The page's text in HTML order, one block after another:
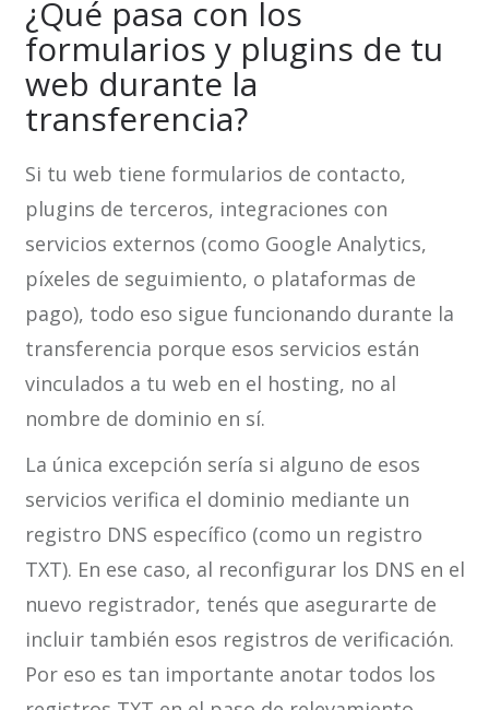
¿Qué pasa con los
formularios y plugins de tu
web durante la
transferencia?
Si tu web tiene formularios de contacto,
plugins de terceros, integraciones con
servicios externos (como Google Analytics,
píxeles de seguimiento, o plataformas de
pago), todo eso sigue funcionando durante la
transferencia porque esos servicios están
vinculados a tu web en el hosting, no al
nombre de dominio en sí.
La única excepción sería si alguno de esos
servicios verifica el dominio mediante un
registro DNS específico (como un registro
TXT). En ese caso, al reconfigurar los DNS en el
nuevo registrador, tenés que asegurarte de
incluir también esos registros de verificación.
Por eso es tan importante anotar todos los